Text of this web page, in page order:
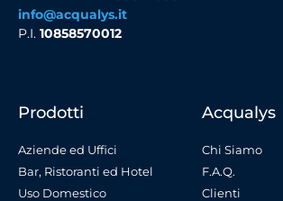
info@acqualys.it
P.I. 10858570012
Prodotti
Aziende ed Uffici
Bar, Ristoranti ed Hotel
Uso Domestico
Acqualys
Chi Siamo
F.A.Q.
Clienti